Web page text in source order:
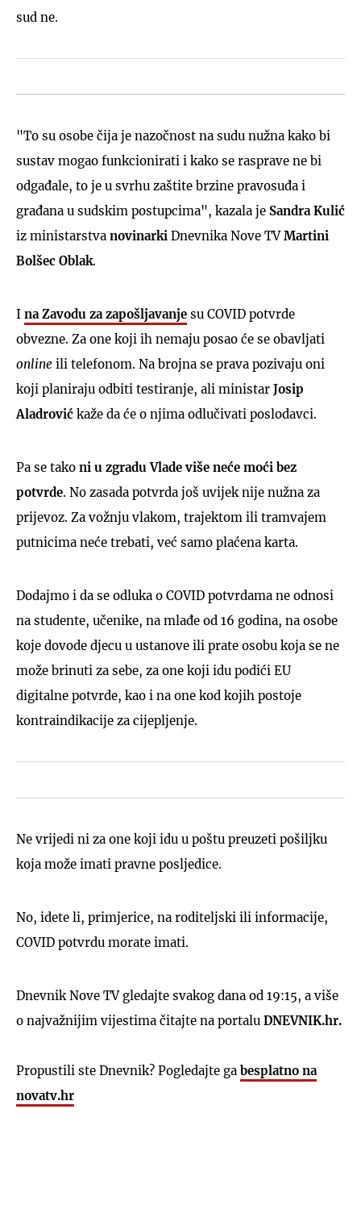
sud ne.
"To su osobe čija je nazočnost na sudu nužna kako bi
sustav mogao funkcionirati i kako se rasprave ne bi
odgađale, to je u svrhu zaštite brzine pravosuđa i
građana u sudskim postupcima", kazala je Sandra Kulić
iz ministarstva novinarki Dnevnika Nove TVMartini
Bolšec Oblak.
I na Zavodu za zapošljavanje su COVID potvrde
obvezne. Za one koji ih nemaju posao će se obavljati
online ili telefonom. Na brojna se prava pozivaju oni
koji planiraju odbiti testiranje, ali ministar Josip
Aladrović kaže da će o njima odlučivati poslodavci.
Pa se tako ni u zgradu Vlade više neće moći bez
potvrde. No zasada potvrda još uvijek nije nužna za
prijevoz. Za vožnju vlakom, trajektom ili tramvajem
putnicima neće trebati, već samo plaćena karta.
Dodajmo i da se odluka o COVID potvrdama ne odnosi
na studente, učenike, na mlađe od 16 godina, na osobe
koje dovode djecu u ustanove ili prate osobu koja se ne
može brinuti za sebe, za one koji idu podići EU
digitalne potvrde, kao i na one kod kojih postoje
kontraindikacije za cijepljenje.
Ne vrijedi ni za one koji idu u poštu preuzeti pošiljku
koja može imati pravne posljedice.
No, idete li, primjerice, na roditeljski ili informacije,
COVID potvrdu morate imati.
Dnevnik Nove TV gledajte svakog dana od 19:15, a više
o najvažnijim vijestima čitajte na portalu DNEVNIK.hr.
Propustili ste Dnevnik? Pogledajte ga besplatno na
novatv.hr